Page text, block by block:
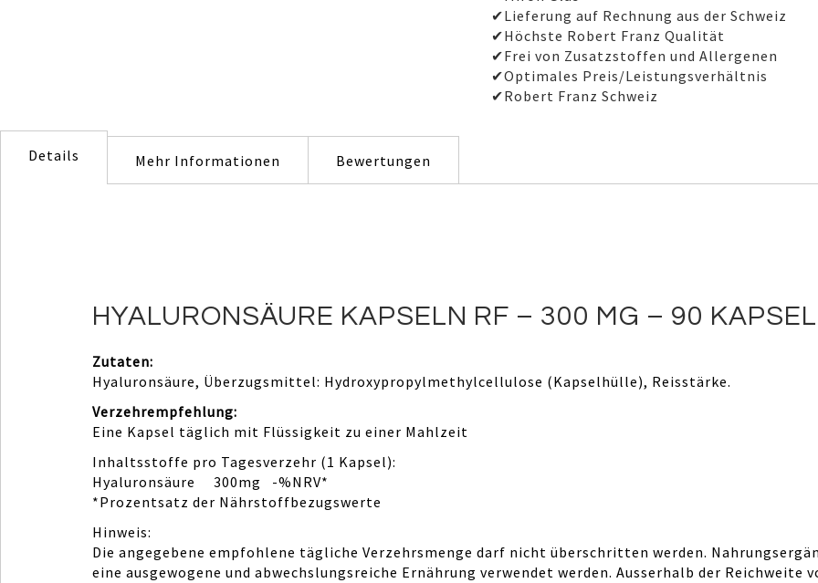
✔Lieferung auf Rechnung aus der Schweiz
✔Höchste Robert Franz Qualität
✔Frei von Zusatzstoffen und Allergenen
✔Optimales Preis/Leistungsverhältnis
✔Robert Franz Schweiz
Details
HYALURONSÄURE KAPSELN RF – 300 MG – 90
Zutaten:
Hyaluronsäure, Überzugsmittel: Hydroxypropylmethylcellulose (Kapselhülle), Reisstärke.
Verzehrempfehlung:
Eine Kapsel täglich mit Flüssigkeit zu einer Mahlzeit
Inhaltsstoffe pro Tagesverzehr (1 Kapsel):
Hyaluronsäure 300mg -%NRV*
*Prozentsatz der Nährstoffbezugswerte
Hinweis:
Die angegebene empfohlene tägliche Verzehrsmenge darf nicht überschritten werden.
eine ausgewogene und abwechslungsreiche Ernährung verwendet werden. Ausserhalb der Reichweite
Mehr Informationen Bewertungen